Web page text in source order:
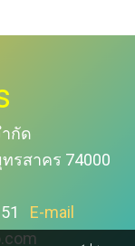
กัด
รสาคร 74000
E-mail